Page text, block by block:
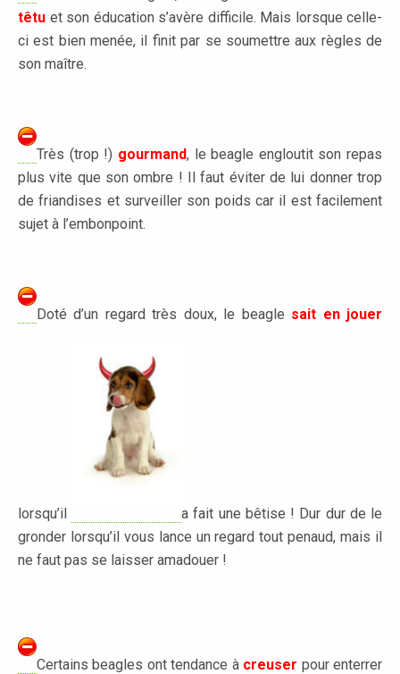
têtu et son éducation s’avère difficile. Mais lorsque celle-
ci est bien menée, il finit par se soumettre aux règles de
son maître.
Très (trop !) gourmand, le beagle engloutit son repas
plus vite que son ombre ! Il faut éviter de lui donner trop
de friandises et surveiller son poids car il est facilement
sujet à l’embonpoint.
Doté d’un regard très doux, le beagle sait en jouer
lorsqu’il
a fait une bêtise ! Dur dur de le
gronder lorsqu’il vous lance un regard tout penaud, mais il
ne faut pas se laisser amadouer !
Certains beagles ont tendance à creuser pour enterrer